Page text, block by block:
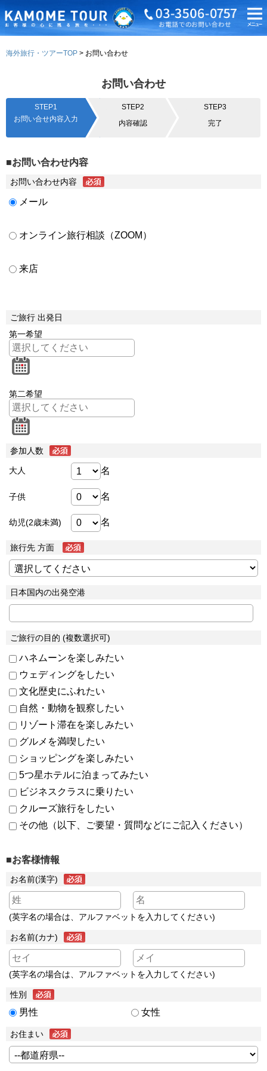
海外旅行・ツアーTOP お問い合わせ
お問い合わせ
STEP1
お問い合せ内容入力
STEP2
内容確認
STEP3
完了
■お問い合わせ内容
お問い合わせ内容
メール
オンライン旅行相談（ZOOM）
来店
ご旅行 出発日
第一希望
第二希望
参加人数
大人 名
子供 名
幼児(2歳未満) 名
旅行先 方面
日本国内の出発空港
ご旅行の目的 (複数選択可)
ハネムーンを楽しみたい
ウェディングをしたい
文化歴史にふれたい
自然・動物を観察したい
リゾート滞在を楽しみたい
グルメを満喫したい
ショッピングを楽しみたい
5つ星ホテルに泊まってみたい
ビジネスクラスに乗りたい
クルーズ旅行をしたい
その他（以下、ご要望・質問などにご記入ください）
■お客様情報
お名前(漢字)
(英字名の場合は、アルファベットを入力してください)
お名前(カナ)
(英字名の場合は、アルファベットを入力してください)
性別
男性 女性
お住まい